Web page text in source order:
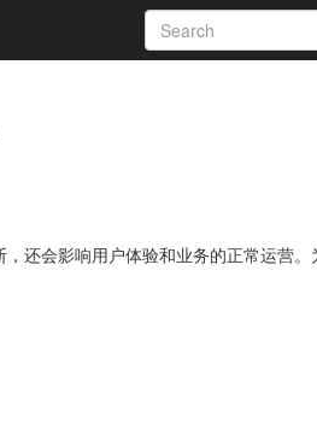
还会影响用户体验和业务的正常运营。